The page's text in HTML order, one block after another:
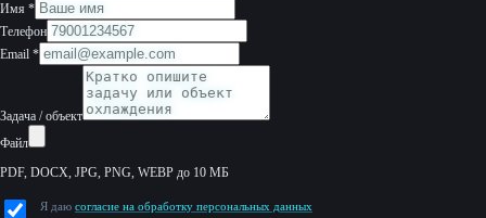
Имя *
Телефон
Email *
Задача / объект
Файл
PDF, DOCX, JPG, PNG, WEBP до 10 МБ
Я даю согласие на обработку персональных данных